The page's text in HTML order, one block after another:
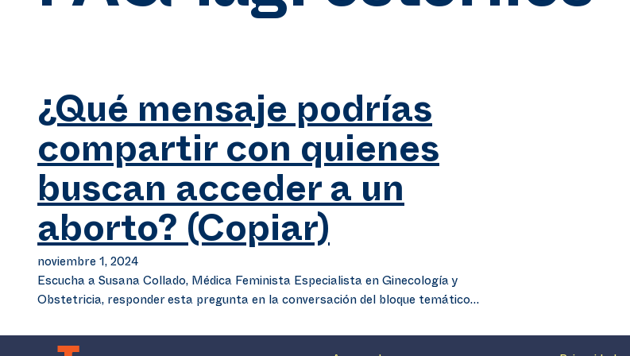
¿Qué mensaje podrías
compartir con quienes
buscan acceder a un
aborto? (Copiar)
noviembre 1, 2024
Escucha a Susana Collado, Médica Feminista Especialista en Ginecología y
Obstetricia, responder esta pregunta en la conversación del bloque temático…